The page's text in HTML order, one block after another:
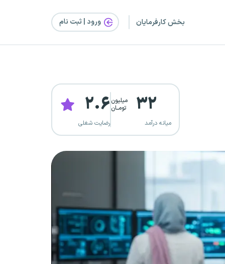
بخش کارفرمایان ورود | ثبت‌ نام
۳۲
میلیون
تومــان
میانه درآمد
۲.۶
رضایت شغلی